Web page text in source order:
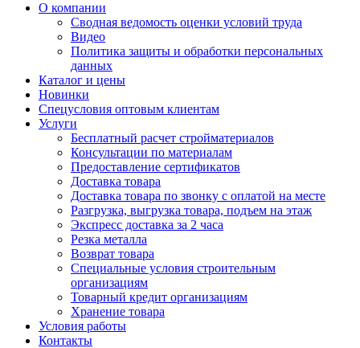
О компании
Сводная ведомость оценки условий труда
Видео
Политика защиты и обработки персональных
данных
Каталог и цены
Новинки
Спецусловия оптовым клиентам
Услуги
Бесплатный расчет стройматериалов
Консультации по материалам
Предоставление сертификатов
Доставка товара
Доставка товара по звонку с оплатой на месте
Разгрузка, выгрузка товара, подъем на этаж
Экспресс доставка за 2 часа
Резка металла
Возврат товара
Специальные условия строительным
организациям
Товарный кредит организациям
Хранение товара
Условия работы
Контакты